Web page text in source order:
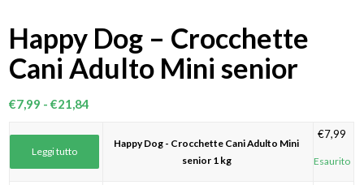
Happy Dog – Crocchette
Cani Adulto Mini senior
€7,99 - €21,84
prezzo:
Leggi tutto
Happy Dog - Crocchette Cani Adulto Mini
senior 1 kg
€7,99
Esaurito